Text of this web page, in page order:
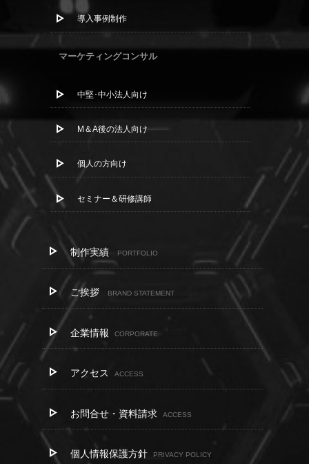
導入事例制作
マーケティングコンサル
中堅･中小法人向け
M＆A後の法人向け
個人の方向け
セミナー＆研修講師
制作実績 PORTFOLIO
ご挨拶 BRAND STATEMENT
企業情報 CORPORATE
アクセス ACCESS
お問合せ・資料請求 ACCESS
個人情報保護方針 PRIVACY POLICY